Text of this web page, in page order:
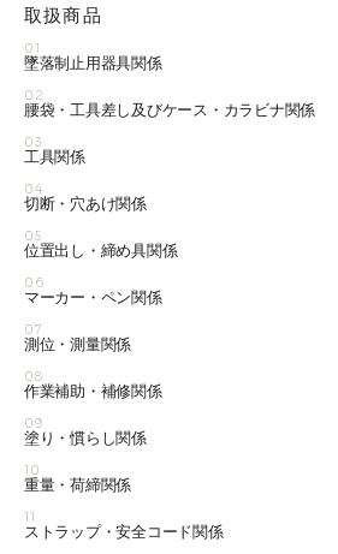
取扱商品
01
墜落制止用器具関係
02
腰袋・工具差し及びケース・カラビナ関係
03
工具関係
04
切断・穴あけ関係
05
位置出し・締め具関係
06
マーカー・ペン関係
07
測位・測量関係
08
作業補助・補修関係
09
塗り・慣らし関係
10
重量・荷締関係
11
ストラップ・安全コード関係